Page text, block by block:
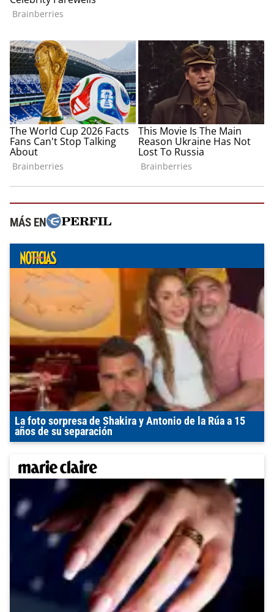
MÁS EN
La foto sorpresa de Shakira y Antonio de la Rúa a 15
años de su separación